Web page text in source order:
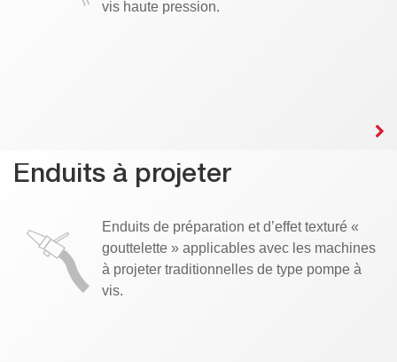
vis haute pression.
Enduits à projeter
Enduits de préparation et d’effet texturé «
gouttelette » applicables avec les machines
à projeter traditionnelles de type pompe à
vis.